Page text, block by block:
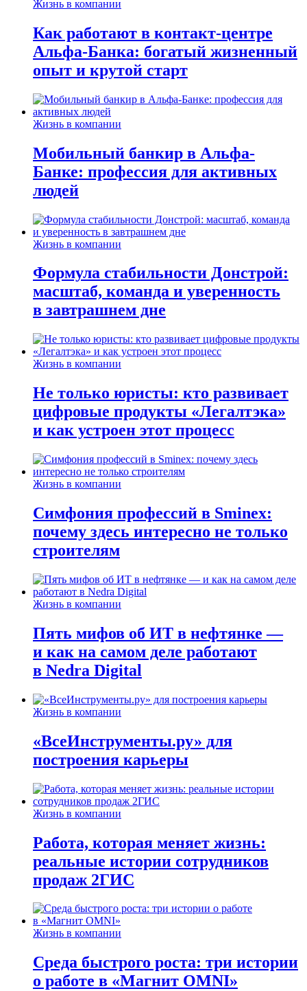
Жизнь в компании
Как работают в контакт-центре
Альфа-Банка: богатый жизненный
опыт и крутой старт
Жизнь в компании
Мобильный банкир в Альфа-
Банке: профессия для активных
людей
Жизнь в компании
Формула стабильности Донстрой:
масштаб, команда и уверенность
в завтрашнем дне
Жизнь в компании
Не только юристы: кто развивает
цифровые продукты «Легалтэка»
и как устроен этот процесс
Жизнь в компании
Симфония профессий в Sminex:
почему здесь интересно не только
строителям
Жизнь в компании
Пять мифов об ИТ в нефтянке —
и как на самом деле работают
в Nedra Digital
Жизнь в компании
«ВсеИнструменты.ру» для
построения карьеры
Жизнь в компании
Работа, которая меняет жизнь:
реальные истории сотрудников
продаж 2ГИС
Жизнь в компании
Среда быстрого роста: три истории
о работе в «Магнит OMNI»